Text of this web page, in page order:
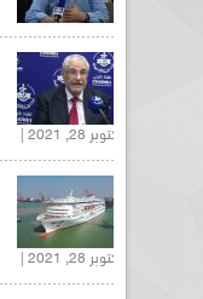
أكتوبر 28, 2021 |
أكتوبر 28, 2021 |